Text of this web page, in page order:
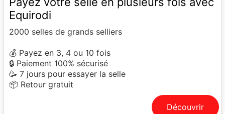
Equirodi
2000 selles de grands selliers
💰 Payez en 3, 4 ou 10 fois
🔒 Paiement 100% sécurisé
🥳 7 jours pour essayer la selle
📦 Retour gratuit
Découvrir